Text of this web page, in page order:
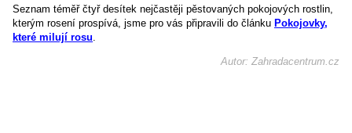
Seznam téměř čtyř desítek nejčastěji pěstovaných pokojových rostlin,
kterým rosení prospívá, jsme pro vás připravili do článku Pokojovky,
které milují rosu
Autor: Zahradacentrum.cz